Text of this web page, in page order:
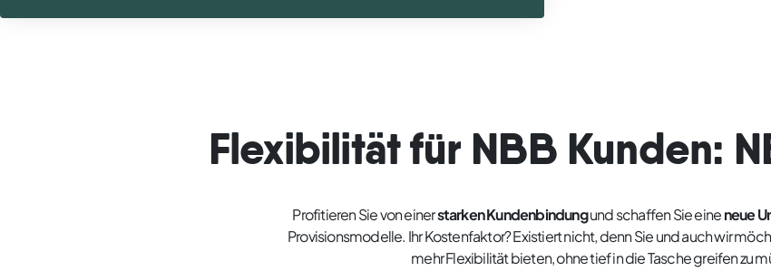
Flexibilität für NBB Kunden:
Profitieren Sie von einerstarken Kundenbindungund schaffen Sie eineneue
Provisionsmodelle. Ihr Kostenfaktor? Existiert nicht, denn Sie und auch wir
mehr Flexibilität bieten, ohne tief in die Tasche greifen zu